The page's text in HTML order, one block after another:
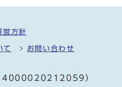
営方針
て お問い合わせ
4000020212059）